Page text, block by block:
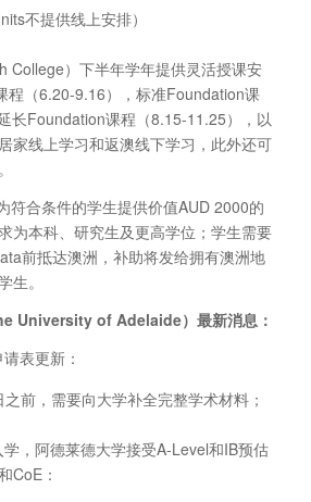
不提供线上安排）
College）下半年学年提供灵活授课安
程（6.20-9.16），标准Foundation课
长Foundation课程（8.15-11.25），以
家线上学习和返澳线下学习，此外还可
符合条件的学生提供价值AUD 2000的
为本科、研究生及更高学位；学生需要
前抵达澳洲，补助将发给拥有澳洲地
生。
University of Adelaide）最新消息：
表更新：
前，需要向大学补全完整学术材料；
，阿德莱德大学接受A-Level和IB预估
CoE：